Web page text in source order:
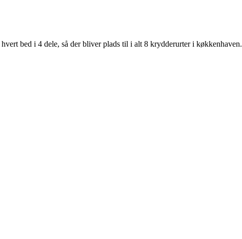
bed i 4 dele, så der bliver plads til i alt 8 krydderurter i køkkenhaven.